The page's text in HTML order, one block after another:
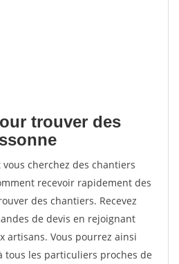
trouver des
cherchez des chantiers
recevoir rapidement des
des chantiers. Recevez
de devis en rejoignant
artisans. Vous pourrez ainsi
tous les particuliers proches de